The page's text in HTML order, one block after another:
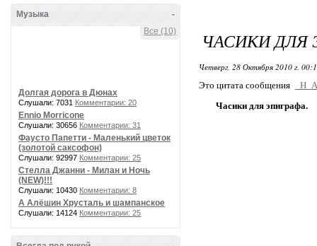
-
Музыка
Все (10)
Долгая дорога в Дюнах
Слушали: 7031 Комментарии: 20
Ennio Morricone
Слушали: 30656 Комментарии: 31
Фаусто Папетти - Маленький цветок
(золотой саксофон)
Слушали: 92997 Комментарии: 25
Стелла Джанни - Милан и Ночь
(NEW)!!!
Слушали: 10430 Комментарии: 8
А Алёшин Хрусталь и шампанское
Слушали: 14124 Комментарии: 25
ЧАСИКИ ДЛЯ
Четверг, 28 Октября 2010 г.
Это цитата сообщения
Часики для эпиграфа.